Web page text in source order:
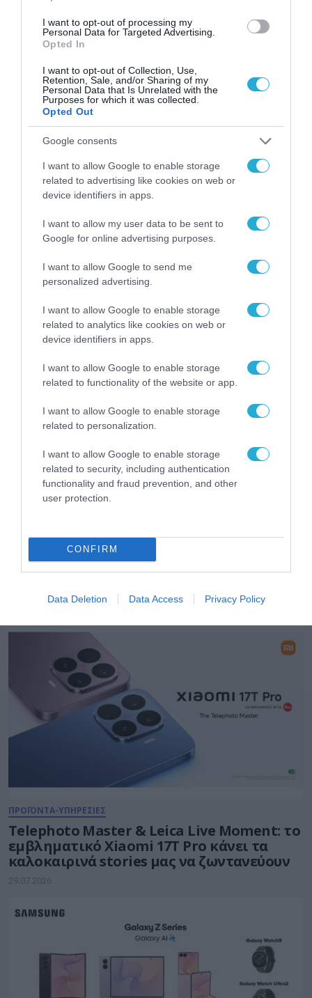
I want to opt-out of processing my
Personal Data for Targeted Advertising.
Opted In
I want to opt-out of Collection, Use,
Retention, Sale, and/or Sharing of my
Personal Data that Is Unrelated with the
Purposes for which it was collected.
Opted Out
Google consents
I want to allow Google to enable storage
related to advertising like cookies on web or
device identifiers in apps.
I want to allow my user data to be sent to
Google for online advertising purposes.
I want to allow Google to send me
personalized advertising.
I want to allow Google to enable storage
related to analytics like cookies on web or
device identifiers in apps.
I want to allow Google to enable storage
related to functionality of the website or app.
I want to allow Google to enable storage
related to personalization.
I want to allow Google to enable storage
related to security, including authentication
functionality and fraud prevention, and other
user protection.
CONFIRM
Data Deletion Data Access Privacy Policy
βαλίτσα του φετινού
καλοκαιριού έχει την
υπογραφή της Xiaomi
ΟΛΗ Η ΡΟΗ ΕΙΔΗΣΕΩΝ
ΚΙΝΗΤΑ ΤΗΛΕΦΩΝΑ & TABLETS
ΠΡΟΪΟΝΤΑ-ΥΠΗΡΕΣΙΕΣ
Η πιο ταξιδιάρικη βαλίτσα του φετινού
καλοκαιριού έχει την υπογραφή της
31.07.2026
ΠΡΟΪΟΝΤΑ-ΥΠΗΡΕΣΙΕΣ
Telephoto Master & Leica Live Moment: το
εμβληματικό Xiaomi 17Τ Pro κάνει τα
καλοκαιρινά stories μας να ζωντανεύουν
29.07.2026